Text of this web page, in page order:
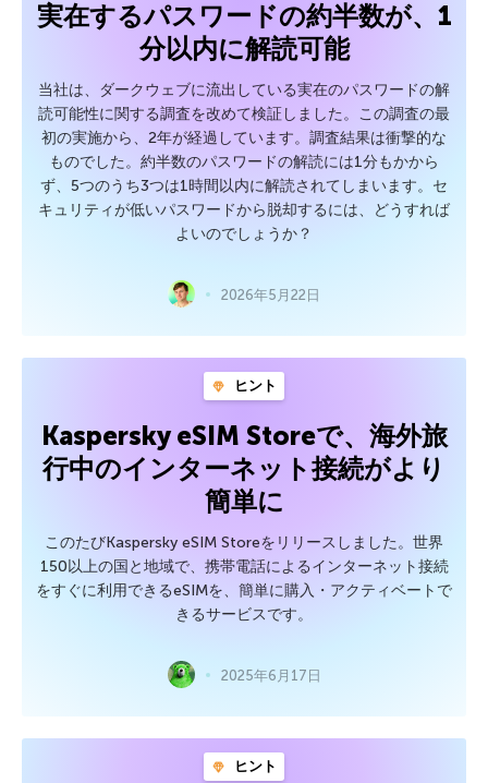
実在するパスワードの約半数が、1
分以内に解読可能
当社は、ダークウェブに流出している実在のパスワードの解
読可能性に関する調査を改めて検証しました。この調査の最
初の実施から、2年が経過しています。調査結果は衝撃的な
ものでした。約半数のパスワードの解読には1分もかから
ず、5つのうち3つは1時間以内に解読されてしまいます。セ
キュリティが低いパスワードから脱却するには、どうすれば
よいのでしょうか？
2026年5月22日
ヒント
Kaspersky eSIM Storeで、海外旅
行中のインターネット接続がより
簡単に
このたびKaspersky eSIM Storeをリリースしました。世界
150以上の国と地域で、携帯電話によるインターネット接続
をすぐに利用できるeSIMを、簡単に購入・アクティベートで
きるサービスです。
2025年6月17日
ヒント